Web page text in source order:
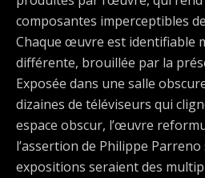
composantes imperceptibles
Chaque œuvre est identifiable
différente, brouillée par la
Exposée dans une salle
dizaines de téléviseurs qui
espace obscur, l’œuvre
l’assertion de Philippe
expositions seraient des